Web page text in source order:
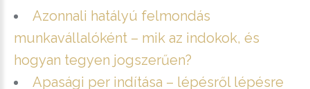
Azonnali hatályú felmondás
munkavállalóként – mik az indokok, és
hogyan tegyen jogszerűen?
Apasági per indítása – lépésről lépésre